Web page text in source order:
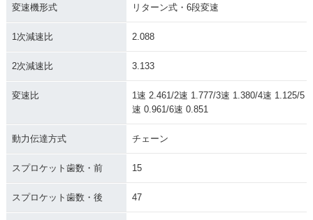
変速機形式 リターン式・6段変速
1次減速比 2.088
2次減速比 3.133
変速比
1速 2.461/2速 1.777/3速 1.380/4速 1.125/5
速 0.961/6速 0.851
動力伝達方式 チェーン
スプロケット歯数・前 15
スプロケット歯数・後 47